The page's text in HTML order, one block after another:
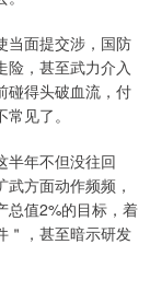
当面提交涉，国防
，甚至武力介入
碰得头破血流，付
见了。
半年不但没往回
方面动作频频，
总值2%的目标，着
＂，甚至暗示研发